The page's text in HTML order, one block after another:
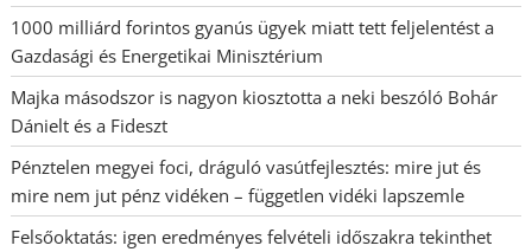
1000 milliárd forintos gyanús ügyek miatt tett feljelentést a
Gazdasági és Energetikai Minisztérium
Majka másodszor is nagyon kiosztotta a neki beszóló Bohár
Dánielt és a Fideszt
Pénztelen megyei foci, dráguló vasútfejlesztés: mire jut és
mire nem jut pénz vidéken – független vidéki lapszemle
Felsőoktatás: igen eredményes felvételi időszakra tekinthet